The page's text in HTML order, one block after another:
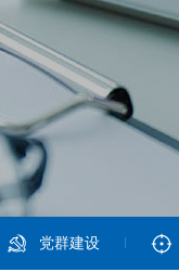
党群建设